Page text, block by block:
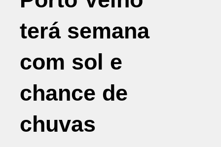
terá semana
com sol e
chance de
chuvas